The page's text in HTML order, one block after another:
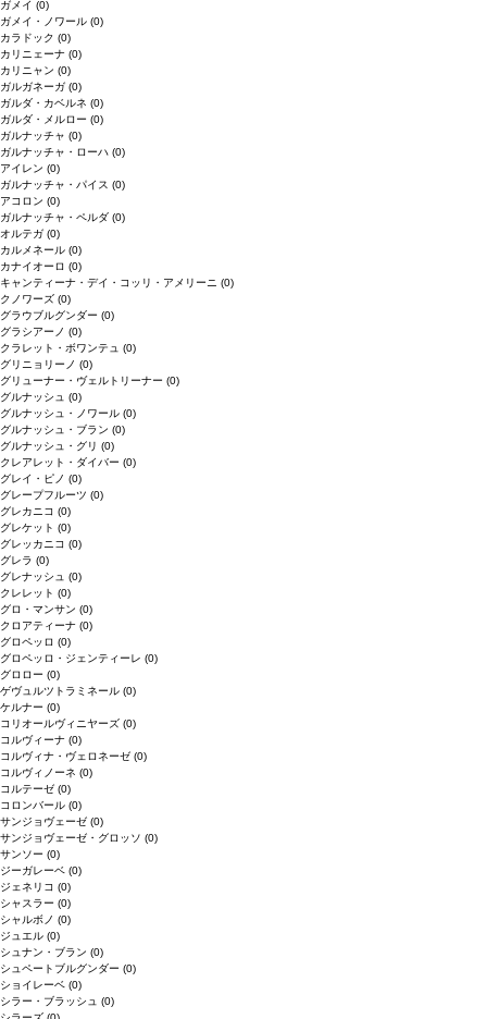
ガメイ (0)
ガメイ・ノワール (0)
カラドック (0)
カリニェーナ (0)
カリニャン (0)
ガルガネーガ (0)
ガルダ・カベルネ (0)
ガルダ・メルロー (0)
ガルナッチャ (0)
ガルナッチャ・ローハ (0)
アイレン (0)
ガルナッチャ・パイス (0)
アコロン (0)
ガルナッチャ・ペルダ (0)
オルテガ (0)
カルメネール (0)
カナイオーロ (0)
キャンティーナ・デイ・コッリ・アメリーニ (0)
クノワーズ (0)
グラウブルグンダー (0)
グラシアーノ (0)
クラレット・ボワンテュ (0)
グリニョリーノ (0)
グリューナー・ヴェルトリーナー (0)
グルナッシュ (0)
グルナッシュ・ノワール (0)
グルナッシュ・ブラン (0)
グルナッシュ・グリ (0)
クレアレット・ダイバー (0)
グレイ・ピノ (0)
グレープフルーツ (0)
グレカニコ (0)
グレケット (0)
グレッカニコ (0)
グレラ (0)
グレナッシュ (0)
クレレット (0)
グロ・マンサン (0)
クロアティーナ (0)
グロペッロ (0)
グロペッロ・ジェンティーレ (0)
グロロー (0)
ゲヴュルツトラミネール (0)
ケルナー (0)
コリオールヴィニヤーズ (0)
コルヴィーナ (0)
コルヴィナ・ヴェロネーゼ (0)
コルヴィノーネ (0)
コルテーゼ (0)
コロンバール (0)
サンジョヴェーゼ (0)
サンジョヴェーゼ・グロッソ (0)
サンソー (0)
ジーガレーベ (0)
ジェネリコ (0)
シャスラー (0)
シャルボノ (0)
ジュエル (0)
シュナン・ブラン (0)
シュペートブルグンダー (0)
ショイレーベ (0)
シラー・ブラッシュ (0)